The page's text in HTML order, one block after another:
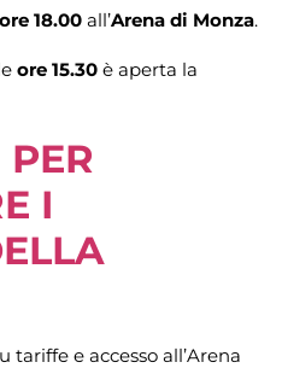
ore 18.00 all’Arena di Monza.
ore 15.30 è aperta la
I
e accesso all’Arena